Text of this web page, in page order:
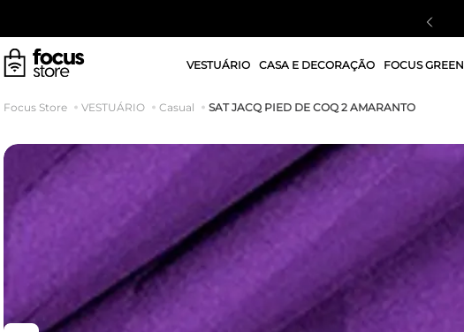
VESTUÁRIO CASA E DECORAÇÃO FOCUS GREEN
VESTUÁRIO Casual SAT JACQ PIED DE COQ 2 AMARANTO